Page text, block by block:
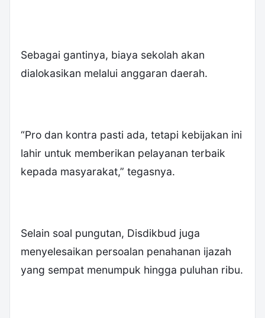
Sebagai gantinya, biaya sekolah akan
dialokasikan melalui anggaran daerah.
“Pro dan kontra pasti ada, tetapi kebijakan ini
lahir untuk memberikan pelayanan terbaik
kepada masyarakat,” tegasnya.
Selain soal pungutan, Disdikbud juga
menyelesaikan persoalan penahanan ijazah
yang sempat menumpuk hingga puluhan ribu.